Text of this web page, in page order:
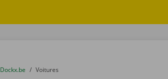
You are here:
du
Dockx.be to
Voitures